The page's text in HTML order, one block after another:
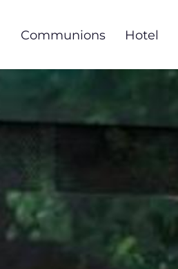
contenu
Communions Hotel